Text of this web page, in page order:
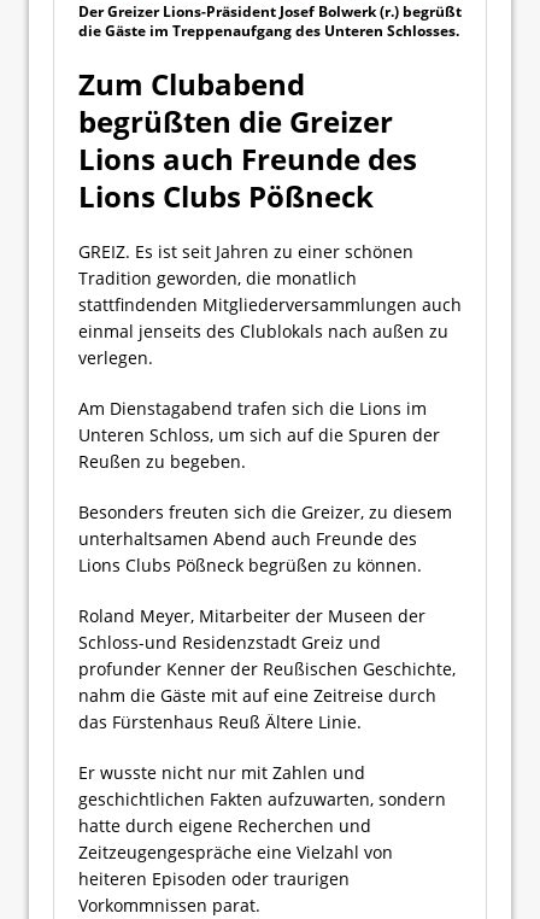
Der Greizer Lions-Präsident Josef Bolwerk (r.) begrüßt
die Gäste im Treppenaufgang des Unteren Schlosses.
Zum Clubabend
begrüßten die Greizer
Lions auch Freunde des
Lions Clubs Pößneck
GREIZ. Es ist seit Jahren zu einer schönen
Tradition geworden, die monatlich
stattfindenden Mitgliederversammlungen auch
einmal jenseits des Clublokals nach außen zu
verlegen.
Am Dienstagabend trafen sich die Lions im
Unteren Schloss, um sich auf die Spuren der
Reußen zu begeben.
Besonders freuten sich die Greizer, zu diesem
unterhaltsamen Abend auch Freunde des
Lions Clubs Pößneck begrüßen zu können.
Roland Meyer, Mitarbeiter der Museen der
Schloss-und Residenzstadt Greiz und
profunder Kenner der Reußischen Geschichte,
nahm die Gäste mit auf eine Zeitreise durch
das Fürstenhaus Reuß Ältere Linie.
Er wusste nicht nur mit Zahlen und
geschichtlichen Fakten aufzuwarten, sondern
hatte durch eigene Recherchen und
Zeitzeugengespräche eine Vielzahl von
heiteren Episoden oder traurigen
Vorkommnissen parat.